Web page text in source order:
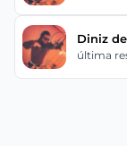
Diniz
última